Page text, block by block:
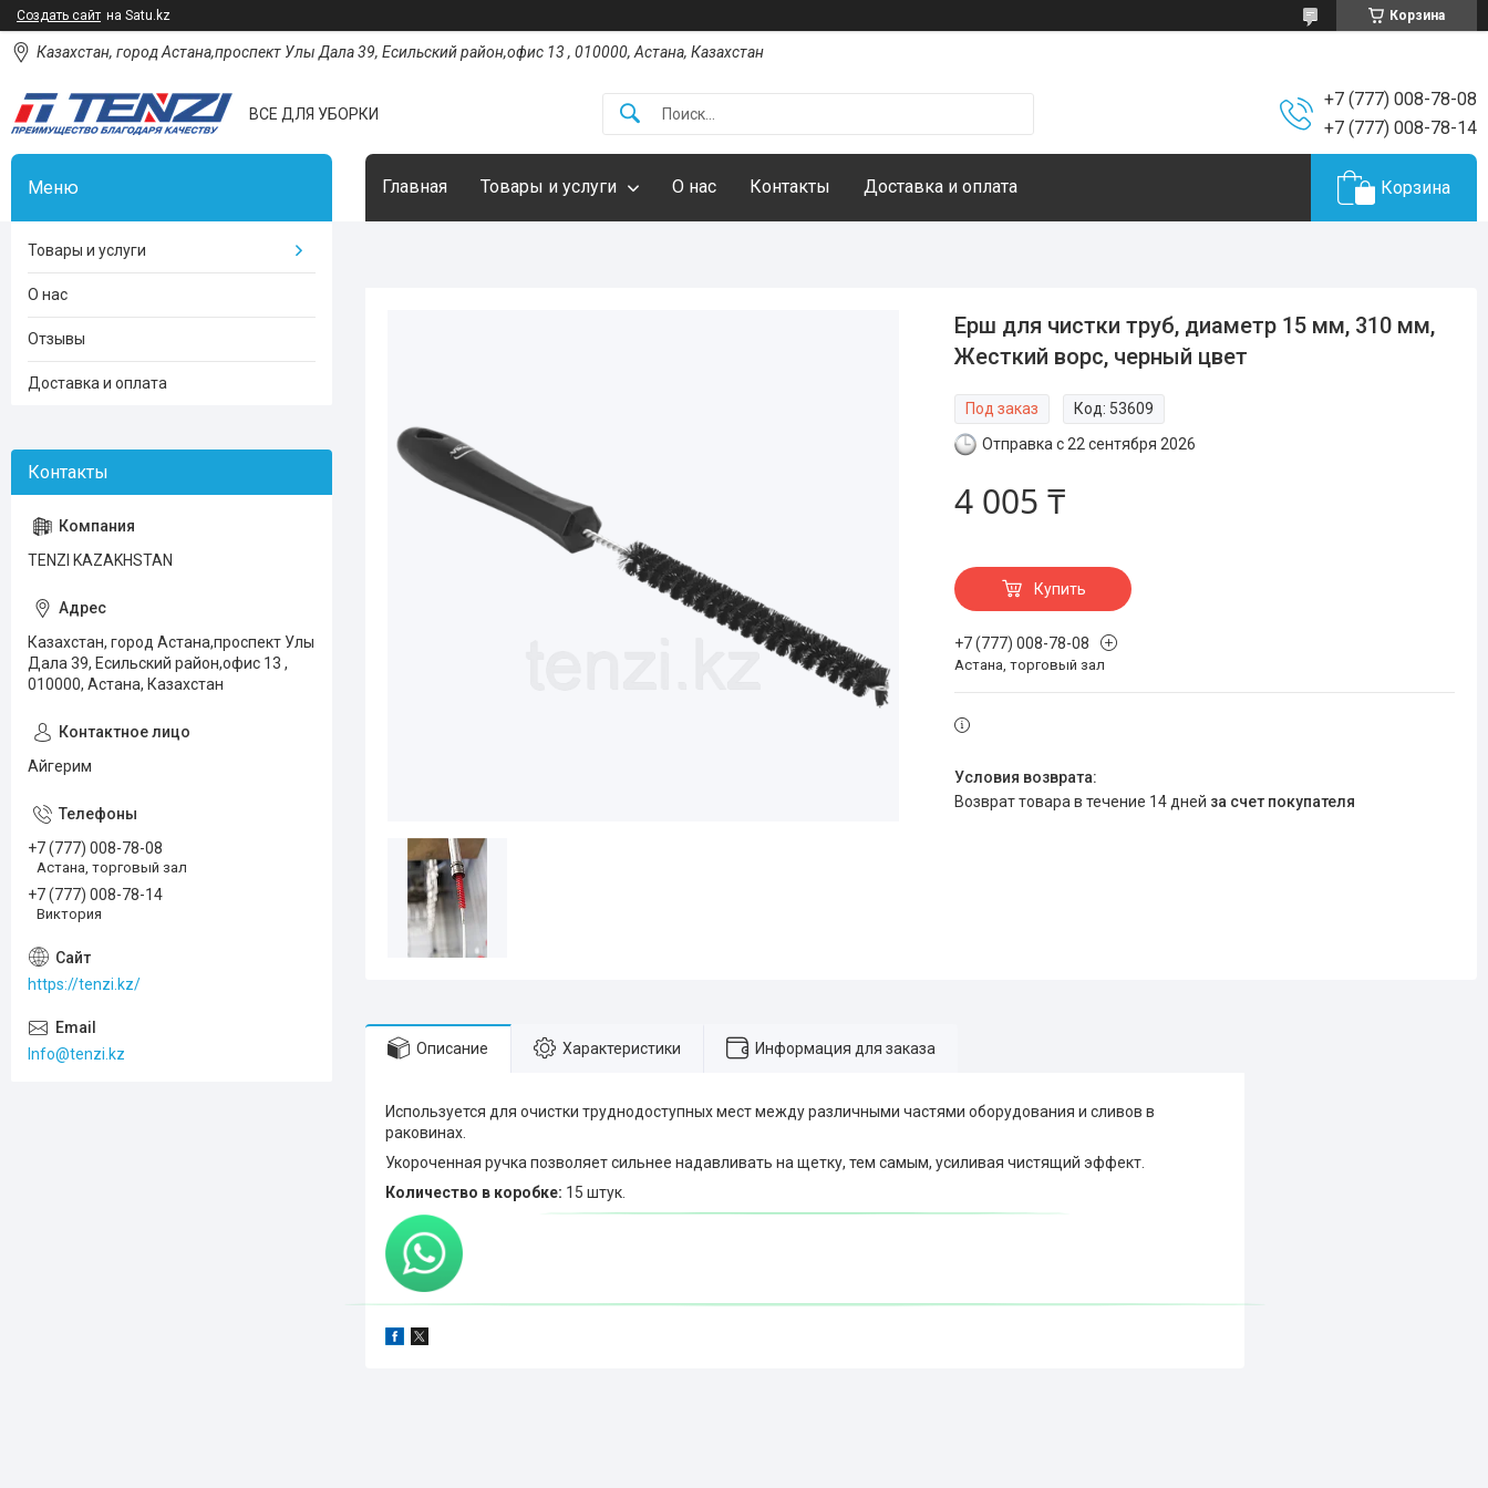
Создать сайт на Satu.kz Корзина
Казахстан, город Астана,проспект Улы Дала 39, Есильский район,офис 13 , 010000, Астана, Казахстан
ВСЕ ДЛЯ УБОРКИ
+7 (777) 008-78-08
+7 (777) 008-78-14
Главная Товары и услуги О нас Контакты Доставка и оплата Корзина
Ерш для чистки труб, диаметр 15 мм, 310 мм,
Жесткий ворс, черный цвет
Под заказ Код: 53609
Отправка с 22 сентября 2026
4 005 ₸
Купить
+7 (777) 008-78-08
Астана, торговый зал
возврат товара в течение 14 дней за счет покупателя
Описание Характеристики Информация для заказа
Используется для очистки труднодоступных мест между различными частями оборудования и сливов в
раковинах.
Укороченная ручка позволяет сильнее надавливать на щетку, тем самым, усиливая чистящий эффект.
Количество в коробке: 15 штук.
Товары и услуги
О нас
Отзывы
Доставка и оплата
TENZI KAZAKHSTAN
Казахстан, город Астана,проспект Улы
Дала 39, Есильский район,офис 13 ,
010000, Астана, Казахстан
Айгерим
+7 (777) 008-78-08
Астана, торговый зал
+7 (777) 008-78-14
Виктория
https://tenzi.kz/
Info@tenzi.kz